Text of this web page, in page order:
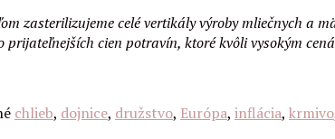
zasterilizujeme celé vertikály výroby mliečnych
cien potravín, ktoré kvôli vysokým
chlieb, dojnice, družstvo, Európa, inflácia, krmivo